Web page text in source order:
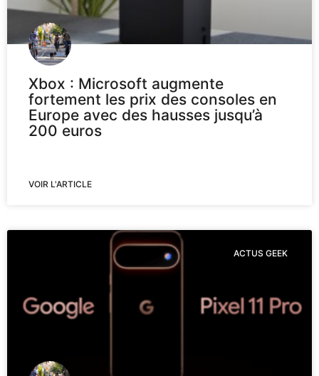
Xbox : Microsoft augmente
fortement les prix des consoles en
Europe avec des hausses jusqu’à
200 euros
VOIR L'ARTICLE
ACTUS GEEK